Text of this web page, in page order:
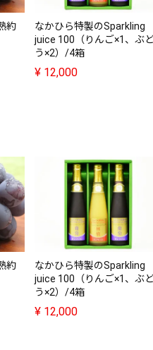
約
なかひら特製のSparkling
juice 100（りんご×1、ぶ
う×2）/4箱
¥ 12,000
約
なかひら特製のSparkling
juice 100（りんご×1、ぶ
う×2）/4箱
¥ 12,000